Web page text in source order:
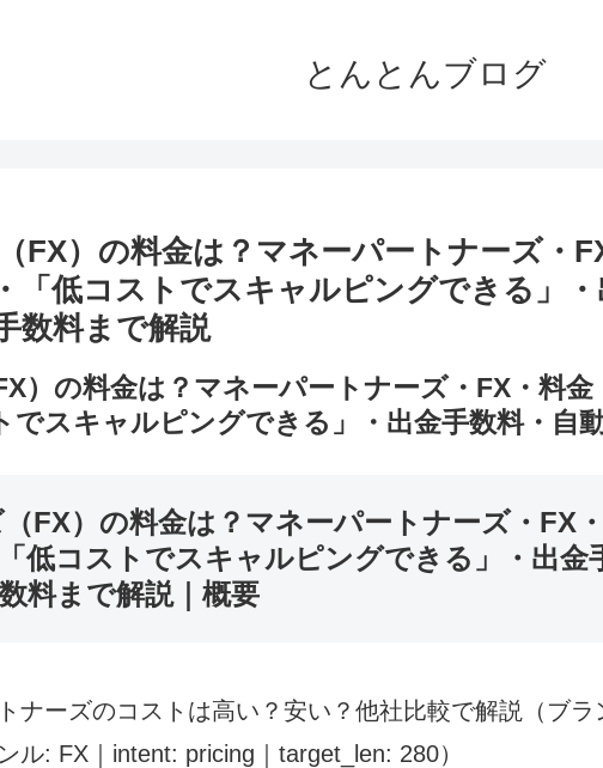
とんとんブログ
FX）の料金は？マネーパートナーズ・
「低コストでスキャルピングできる」
数料まで解説
）の料金は？マネーパートナーズ・FX・料金
でスキャルピングできる」・出金手数料・自
FX）の料金は？マネーパートナーズ・FX
低コストでスキャルピングできる」・出金
料まで解説｜概要
ナーズのコストは高い？安い？他社比較で解説（ブラ
ル: FX｜intent: pricing｜target_len: 280）